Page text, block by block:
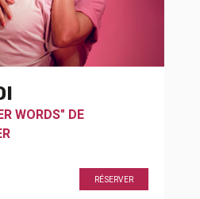
WORDS" DE
RÉSERVER